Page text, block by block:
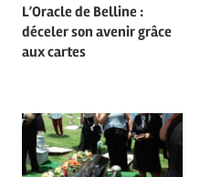
L’Oracle de Belline :
déceler son avenir grâce
aux cartes